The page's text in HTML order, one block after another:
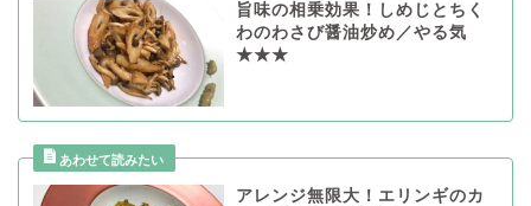
旨味の相乗効果！しめじとちく
わのわさび醤油炒め／やる気
★★★
アレンジ無限大！エリンギのカ